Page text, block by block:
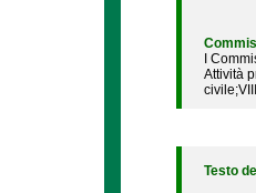
I
Attività
Testo